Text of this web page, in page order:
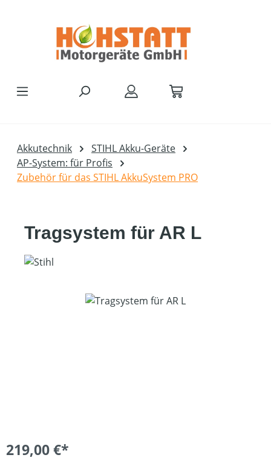
Akkutechnik
STIHL Akku-Geräte
AP-System: für Profis
Zubehör für das STIHL AkkuSystem PRO
Tragsystem für AR L
Bildergalerie überspringen
219,00 €*